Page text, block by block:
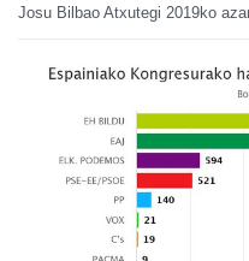
Josu Bilbao Atxutegi 2019ko